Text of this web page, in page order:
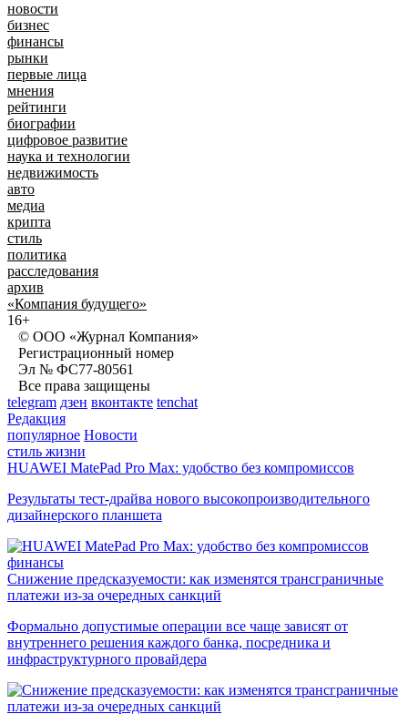
новости
бизнес
финансы
рынки
первые лица
мнения
рейтинги
биографии
цифровое развитие
наука и технологии
недвижимость
авто
медиа
крипта
стиль
политика
расследования
архив
«Компания будущего»
16+
© ООО «Журнал Компания»
Регистрационный номер
Эл № ФС77-80561
Все права защищены
telegram дзен вконтакте tenchat
Редакция
популярное Новости
стиль жизни
HUAWEI MatePad Pro Max: удобство без компромиссов
Результаты тест-драйва нового высокопроизводительного
дизайнерского планшета
финансы
Снижение предсказуемости: как изменятся трансграничные
платежи из-за очередных санкций
Формально допустимые операции все чаще зависят от
внутреннего решения каждого банка, посредника и
инфраструктурного провайдера